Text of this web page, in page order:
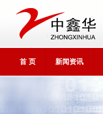
首 页 新闻资讯